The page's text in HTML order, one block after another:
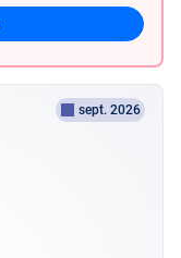
sept. 2026